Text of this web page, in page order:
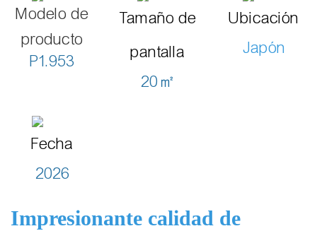
Modelo de
producto
P1.953
Tamaño de
pantalla
20㎡
Ubicación
Japón
Fecha
2026
Impresionante calidad de